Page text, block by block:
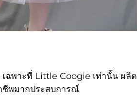
เฉพาะที่ Little Coogie เท่านั้น ผลิต
ชีพมากประสบการณ์